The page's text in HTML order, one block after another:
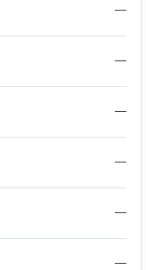
—
—
—
—
—
—